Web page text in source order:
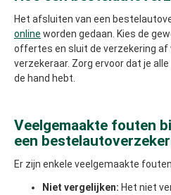
Het afsluiten van een
online worden gedaan. Kies de
offertes en sluit de verzekering af
verzekeraar. Zorg ervoor dat je
de hand hebt.
Veelgemaakte fouten
een
Er zijn enkele veelgemaakte
Niet vergelijken: Het niet